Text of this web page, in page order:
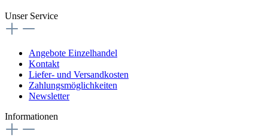
Unser Service
Angebote Einzelhandel
Kontakt
Liefer- und Versandkosten
Zahlungsmöglichkeiten
Newsletter
Informationen